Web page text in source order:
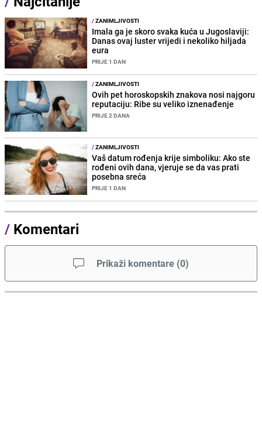
/ZANIMLJIVOSTI
Imala ga je skoro svaka kuća u Jugoslaviji:
Danas ovaj luster vrijedi i nekoliko hiljada
eura
PRIJE 1 DAN
/ZANIMLJIVOSTI
Ovih pet horoskopskih znakova nosi najgoru
reputaciju: Ribe su veliko iznenađenje
PRIJE 2 DANA
/ZANIMLJIVOSTI
Vaš datum rođenja krije simboliku: Ako ste
rođeni ovih dana, vjeruje se da vas prati
posebna sreća
PRIJE 1 DAN
/ Komentari
Prikaži komentare (0)